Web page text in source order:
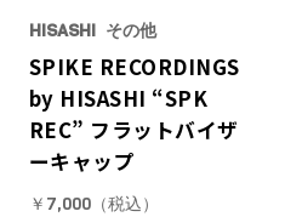
HISASHI その他
SPIKE RECORDINGS
by HISASHI “SPK
REC” フラットバイザ
ーキャップ
￥7,000（税込）